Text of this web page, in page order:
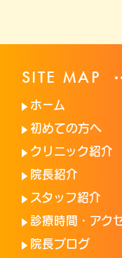
SITE MAP
ホーム
初めての方へ
クリニック紹介
院長紹介
スタッフ紹介
診療時間・アク
院長ブログ